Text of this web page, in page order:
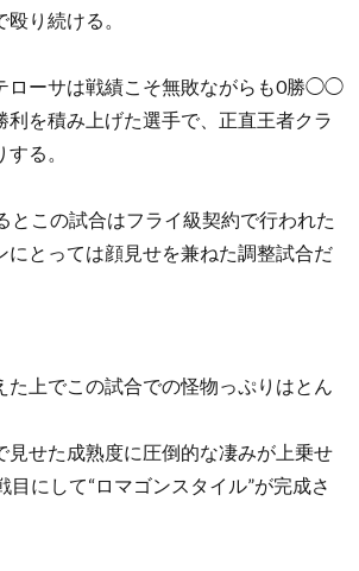
り続ける。
ローサは戦績こそ無敗ながらも0勝◯◯
利を積み上げた選手で、正直王者クラ
る。
とこの試合はフライ級契約で行われた
にとっては顔見せを兼ねた調整試合だ
た上でこの試合での怪物っぷりはとん
見せた成熟度に圧倒的な凄みが上乗せ
目にして“ロマゴンスタイル”が完成さ